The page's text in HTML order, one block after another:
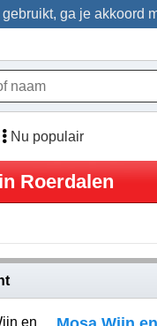
ga je akkoord
Nu populair
Roerdalen